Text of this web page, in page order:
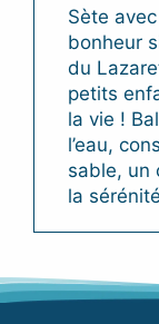
Sète
bonheur
du
petits
la vie !
l’eau,
sable, un
la